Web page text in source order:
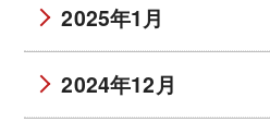
2025年1月
2024年12月